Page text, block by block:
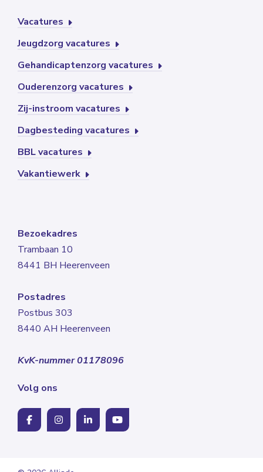
Vacatures
Jeugdzorg vacatures
Gehandicaptenzorg vacatures
Ouderenzorg vacatures
Zij-instroom vacatures
Dagbesteding vacatures
BBL vacatures
Vakantiewerk
Bezoekadres
Trambaan 10
8441 BH Heerenveen
Postadres
Postbus 303
8440 AH Heerenveen
KvK-nummer 01178096
Volg ons